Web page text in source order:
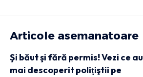
Articole asemanatoare
Şi băut şi fără permis! Vezi ce au
mai descoperit poliţiştii pe